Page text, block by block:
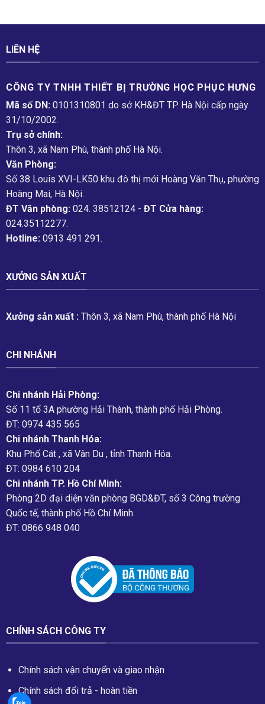
LIÊN HỆ
CÔNG TY TNHH THIẾT BỊ TRƯỜNG HỌC PHỤC H­ƯNG
Mã số DN: 0101310801 do sở KH&ĐT TP. Hà Nội cấp ngày
31/10/2002.
Trụ sở chính:
Thôn 3, xã Nam Phù, thành phố Hà Nội.
Văn Phòng:
Số 38 Louis XVI-LK50 khu đô thị mới Hoàng Văn Thụ, phường
Hoàng Mai, Hà Nội.
ĐT Văn phòng:024. 38512124 - ĐT Cửa hàng:
024.35112277.
Hotline:0913 491 291.
XƯỞNG SẢN XUẤT
Xưởng sản xuất :Thôn 3, xã Nam Phù, thành phố Hà Nội
CHI NHÁNH
Chi nhánh Hải Phòng:
Số 11 tổ 3A phường Hải Thành, thành phố Hải Phòng.
ĐT: 0974 435 565
Chi nhánh Thanh Hóa:
Khu Phố Cát , xã Vân Du , tỉnh Thanh Hóa.
ĐT: 0984 610 204
Chi nhánh TP. Hồ Chí Minh:
Phòng 2D đại diện văn phòng BGD&ĐT, số 3 Công trường
Quốc tế, thành phố Hồ Chí Minh.
ĐT: 0866 948 040
CHÍNH SÁCH CÔNG TY
Chính sách vận chuyển và giao nhận
Chính sách đổi trả - hoàn tiền